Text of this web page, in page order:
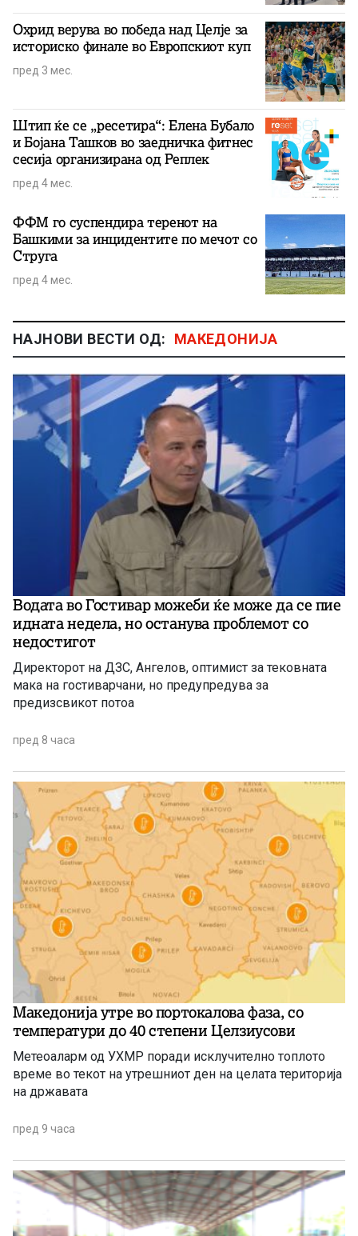
Охрид верува во победа над Целје за
историско финале во Европскиот куп
пред 3 мес.
Штип ќе се „ресетира“: Елена Бубало
и Бојана Ташков во заедничка фитнес
сесија организирана од Реплек
пред 4 мес.
ФФМ го суспендира теренот на
Башкими за инцидентите по мечот со
Струга
пред 4 мес.
НАЈНОВИ ВЕСТИ ОД: МАКЕДОНИЈА
Водата во Гостивар можеби ќе може да се пие
идната недела, но останува проблемот со
недостигот
Директорот на ДЗС, Ангелов, оптимист за тековната
мака на гостиварчани, но предупредува за
предизсвикот потоа
пред 8 часа
Македонија утре во портокалова фаза, со
температури до 40 степени Целзиусови
Метеоаларм од УХМР поради исклучително топлото
време во текот на утрешниот ден на целата територија
на државата
пред 9 часа